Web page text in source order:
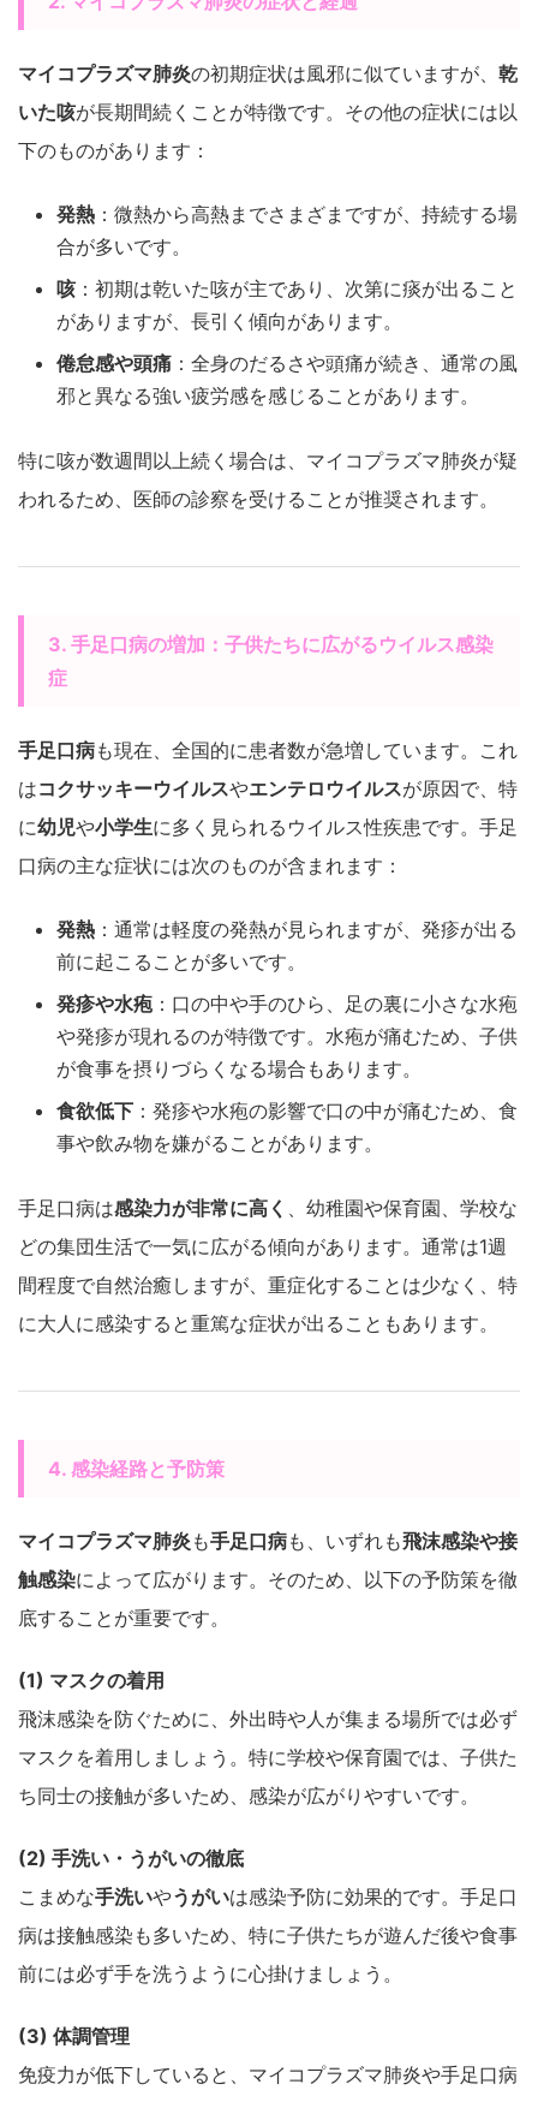
マイコプラズマ肺炎の初期症状は風邪に似ていますが、 乾
いた咳が長期間続くことが特徴です。その他の症状には以
下のものがあります：
発熱 ：微熱から高熱までさまざまですが、持続する場
合が多いです。
咳 ：初期は乾いた咳が主であり、次第に痰が出ること
がありますが、長引く傾向があります。
倦怠感や頭痛 ：全身のだるさや頭痛が続き、通常の風
邪と異なる強い疲労感を感じることがあります。
特に咳が数週間以上続く場合は、マイコプラズマ肺炎が疑
われるため、医師の診察を受けることが推奨されます。
3. 手足口病の増加：子供たちに広がるウイルス感染
症
手足口病も現在、全国的に患者数が急増しています。これ
はコクサッキーウイルスやエンテロウイルスが原因で、特
に幼児や小学生に多く見られるウイルス性疾患です。手足
口病の主な症状には次のものが含まれます：
発熱 ：通常は軽度の発熱が見られますが、発疹が出る
前に起こることが多いです。
発疹や水疱 ：口の中や手のひら、足の裏に小さな水疱
や発疹が現れるのが特徴です。水疱が痛むため、子供
が食事を摂りづらくなる場合もあります。
食欲低下 ：発疹や水疱の影響で口の中が痛むため、食
事や飲み物を嫌がることがあります。
手足口病は感染力が非常に高く 、幼稚園や保育園、学校な
どの集団生活で一気に広がる傾向があります。通常は1週
間程度で自然治癒しますが、重症化することは少なく、特
に大人に感染すると重篤な症状が出ることもあります。
4. 感染経路と予防策
マイコプラズマ肺炎も手足口病も、いずれも飛沫感染や接
触感染によって広がります。そのため、以下の予防策を徹
底することが重要です。
(1) マスクの着用
飛沫感染を防ぐために、外出時や人が集まる場所では必ず
マスクを着用しましょう。特に学校や保育園では、子供た
ち同士の接触が多いため、感染が広がりやすいです。
(2) 手洗い・うがいの徹底
こまめな手洗いやうがいは感染予防に効果的です。手足口
病は接触感染も多いため、特に子供たちが遊んだ後や食事
前には必ず手を洗うように心掛けましょう。
(3) 体調管理
免疫力が低下していると、マイコプラズマ肺炎や手足口病